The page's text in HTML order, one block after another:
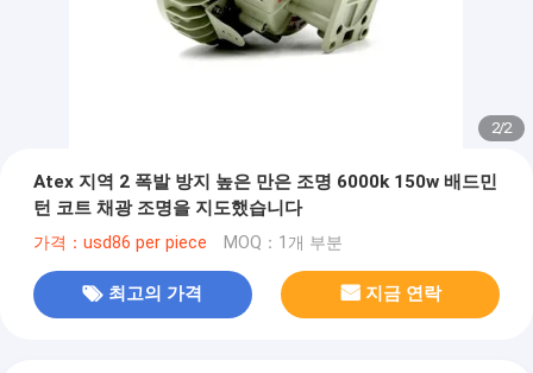
2/2
Atex 지역 2 폭발 방지 높은 만은 조명 6000k 150w 배드민
턴 코트 채광 조명을 지도했습니다
가격：usd86 per piece MOQ：1개 부분
최고의 가격 지금 연락